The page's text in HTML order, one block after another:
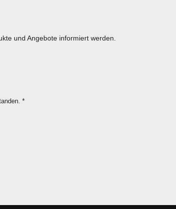
und Angebote informiert werden.
*